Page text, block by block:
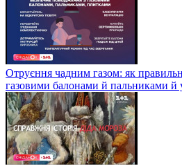
Отруєння чадним газом: як
газовими балонами й пальниками й